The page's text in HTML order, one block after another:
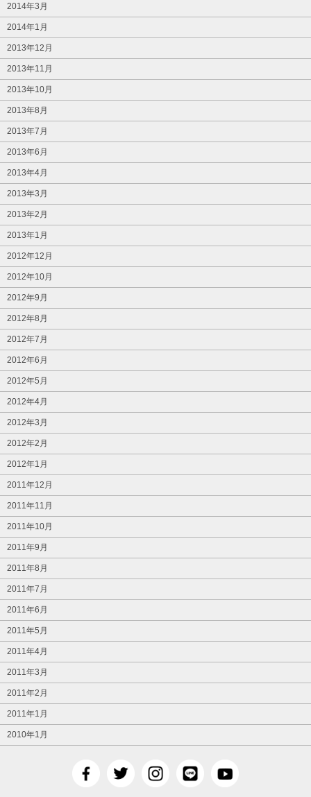
2014年3月
2014年1月
2013年12月
2013年11月
2013年10月
2013年8月
2013年7月
2013年6月
2013年4月
2013年3月
2013年2月
2013年1月
2012年12月
2012年10月
2012年9月
2012年8月
2012年7月
2012年6月
2012年5月
2012年4月
2012年3月
2012年2月
2012年1月
2011年12月
2011年11月
2011年10月
2011年9月
2011年8月
2011年7月
2011年6月
2011年5月
2011年4月
2011年3月
2011年2月
2011年1月
2010年1月